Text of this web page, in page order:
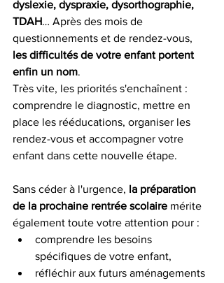
dyslexie, dyspraxie, dysorthographie,
TDAH… Après des mois de
questionnements et de rendez-vous,
les difficultés de votre enfant portent
enfin un nom.
Très vite, les priorités s'enchaînent :
comprendre le diagnostic, mettre en
place les rééducations, organiser les
rendez-vous et accompagner votre
enfant dans cette nouvelle étape.
Sans céder à l'urgence, la préparation
de la prochaine rentrée scolaire mérite
également toute votre attention pour :
comprendre les besoins
spécifiques de votre enfant,
réfléchir aux futurs aménagements